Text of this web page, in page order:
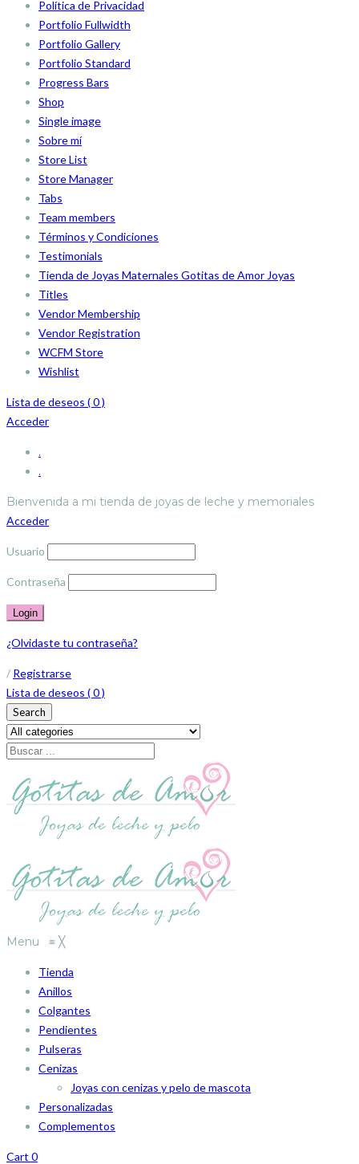
Política de Privacidad
Portfolio Fullwidth
Portfolio Gallery
Portfolio Standard
Progress Bars
Shop
Single image
Sobre mí
Store List
Store Manager
Tabs
Team members
Términos y Condiciones
Testimonials
Tienda de Joyas Maternales Gotitas de Amor Joyas
Titles
Vendor Membership
Vendor Registration
WCFM Store
Wishlist
Lista de deseos (0)
Acceder
.
.
Bienvenida a mi tienda de joyas de leche y memoriales
Acceder
Usuario
Contraseña
¿Olvidaste tu contraseña?
/ Registrarse
Lista de deseos (0)
Search
Menu ≡ ╳
Tienda
Anillos
Colgantes
Pendientes
Pulseras
Cenizas
Joyas con cenizas y pelo de mascota
Personalizadas
Complementos
Cart 0